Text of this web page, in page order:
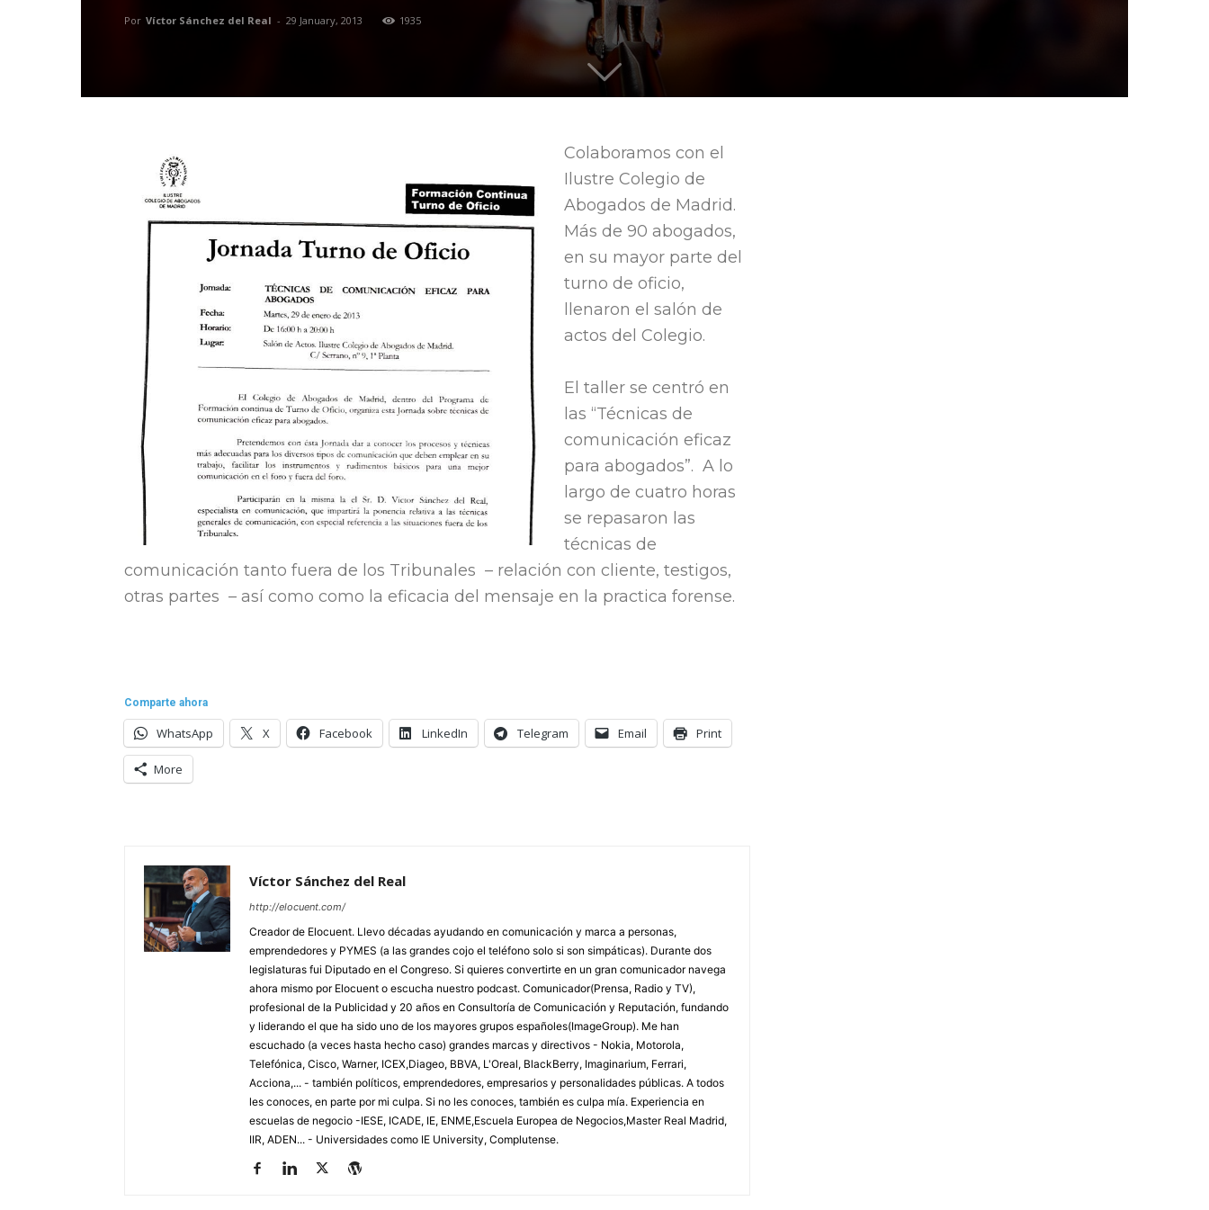
quieren
liderar
Por Víctor Sánchez del Real - 29 January, 2013 1935
Colaboramos con el
Ilustre Colegio de
Abogados de Madrid.
Más de 90 abogados,
en su mayor parte del
turno de oficio,
llenaron el salón de
actos del Colegio.
El taller se centró en
las “Técnicas de
comunicación eficaz
para abogados”. A lo
largo de cuatro horas
se repasaron las
técnicas de
comunicación tanto fuera de los Tribunales – relación con cliente, testigos,
otras partes – así como como la eficacia del mensaje en la practica forense.
Comparte ahora
WhatsApp X Facebook LinkedIn Telegram Email Print
More
Víctor Sánchez del Real
http://elocuent.com/
Creador de Elocuent. Llevo décadas ayudando en comunicación y marca a personas,
emprendedores y PYMES (a las grandes cojo el teléfono solo si son simpáticas). Durante dos
legislaturas fui Diputado en el Congreso. Si quieres convertirte en un gran comunicador navega
ahora mismo por Elocuent o escucha nuestro podcast. Comunicador(Prensa, Radio y TV),
profesional de la Publicidad y 20 años en Consultoría de Comunicación y Reputación, fundando
y liderando el que ha sido uno de los mayores grupos españoles(ImageGroup). Me han
escuchado (a veces hasta hecho caso) grandes marcas y directivos - Nokia, Motorola,
Telefónica, Cisco, Warner, ICEX,Diageo, BBVA, L'Oreal, BlackBerry, Imaginarium, Ferrari,
Acciona,... - también políticos, emprendedores, empresarios y personalidades públicas. A todos
les conoces, en parte por mi culpa. Si no les conoces, también es culpa mía. Experiencia en
escuelas de negocio -IESE, ICADE, IE, ENME,Escuela Europea de Negocios,Master Real Madrid,
IIR, ADEN... - Universidades como IE University, Complutense.